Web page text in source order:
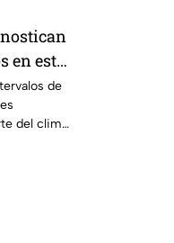
en estos
de
del clima